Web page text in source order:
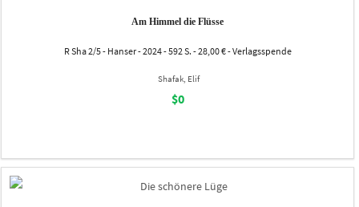
Am Himmel die Flüsse
R Sha 2/5 - Hanser - 2024 - 592 S. - 28,00 € - Verlagsspende
Shafak, Elif
$0